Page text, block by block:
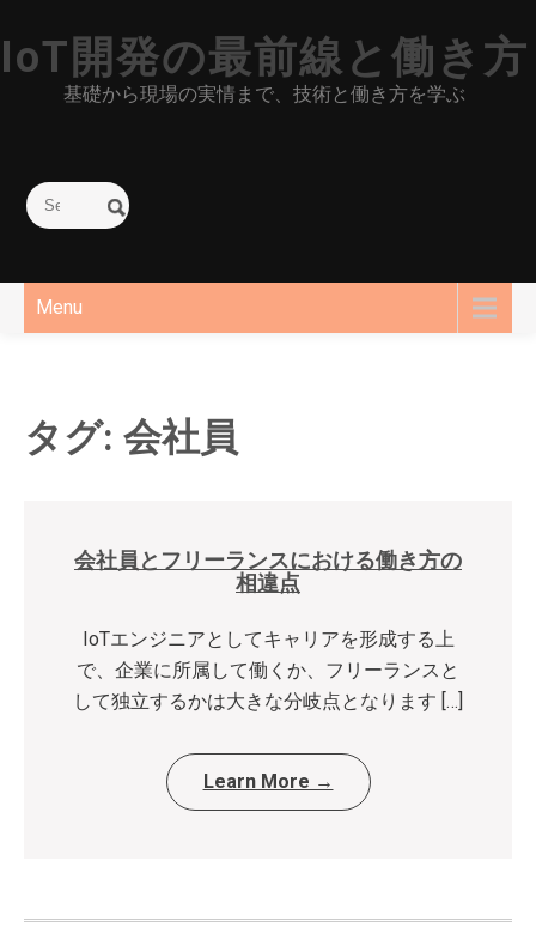
to
content
IoT開発の最前線と働き方
基礎から現場の実情まで、技術と働き方を学ぶ
Menu
タグ: 会社員
会社員とフリーランスにおける働き方の
相違点
IoTエンジニアとしてキャリアを形成する上
で、企業に所属して働くか、フリーランスと
して独立するかは大きな分岐点となります […]
Learn More →